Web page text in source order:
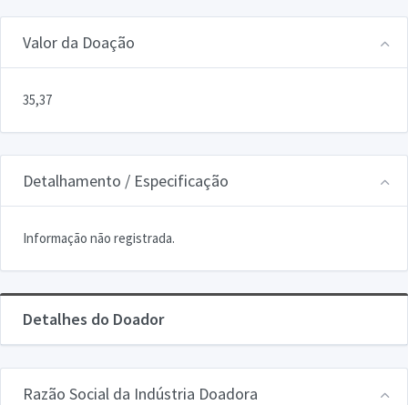
Valor da Doação
35,37
Detalhamento / Especificação
Informação não registrada.
Detalhes do Doador
Razão Social da Indústria Doadora